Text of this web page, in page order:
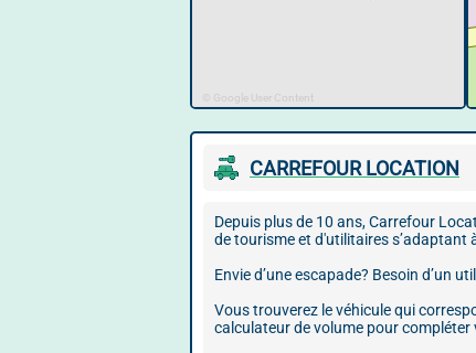
© Google User Content
CARREFOUR LOCATION
Depuis plus de 10 ans, Carrefour
de tourisme et d'utilitaires s’adaptant
Envie d’une escapade? Besoin d’un
Vous trouverez le véhicule qui
calculateur de volume pour compléter